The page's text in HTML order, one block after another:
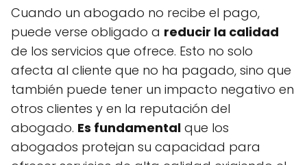
Cuando un abogado no recibe el pago,
puede verse obligado a reducir la calidad
de los servicios que ofrece. Esto no solo
afecta al cliente que no ha pagado, sino que
también puede tener un impacto negativo en
otros clientes y en la reputación del
abogado. Es fundamental que los
abogados protejan su capacidad para